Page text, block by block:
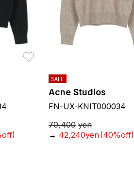
SALE
Acne Studios
FN-UX-KNIT000034
70,400 yen
→ 42,240yen(40%off)